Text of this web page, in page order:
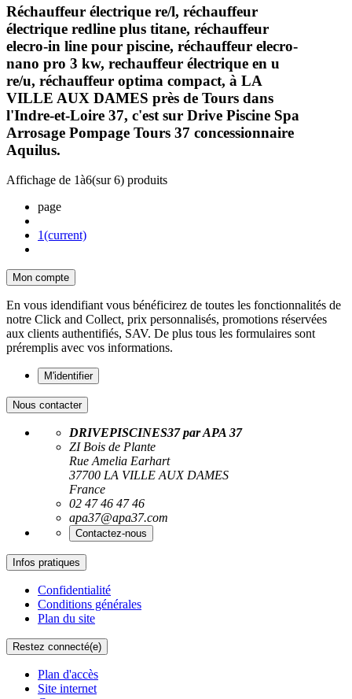
Réchauffeur électrique re/l, réchauffeur
électrique redline plus titane, réchauffeur
elecro-in line pour piscine, réchauffeur elecro-
nano pro 3 kw, rechauffeur électrique en u
re/u, réchauffeur optima compact, à LA
VILLE AUX DAMES près de Tours dans
l'Indre-et-Loire 37, c'est sur Drive Piscine Spa
Arrosage Pompage Tours 37 concessionnaire
Aquilus.
Affichage de 1à6(sur6) produits
page
1(current)
Mon compte
En vous idendifiant vous bénéficirez de toutes les fonctionnalités de
notre Click and Collect, prix personnalisés, promotions réservées
aux clients authentifiés, SAV. De plus tous les formulaires sont
préremplis avec vos informations.
M'identifier
Nous contacter
DRIVEPISCINES37 par APA 37
ZI Bois de Plante
Rue Amelia Earhart
37700 LA VILLE AUX DAMES
France
02 47 46 47 46
apa37@apa37.com
Contactez-nous
Infos pratiques
Confidentialité
Conditions générales
Plan du site
Restez connecté(e)
Plan d'accès
Site internet